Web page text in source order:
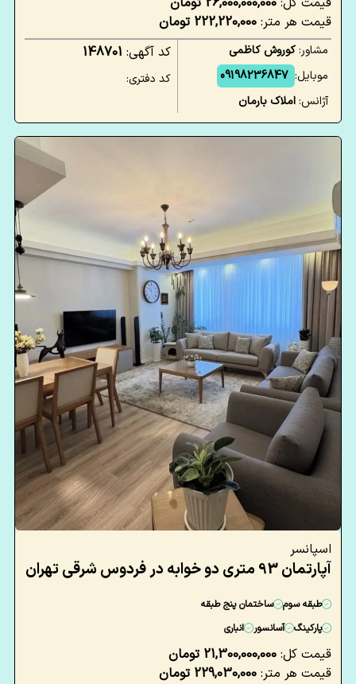
قیمت هر متر: 222,220,000 تومان
مشاور:کوروش کاظمی
موبایل: 09198236847
آژانس:املاک بارمان
کد آگهی: 148701
کد دفتری:
اسپانسر
آپارتمان 93 متری دو خوابه در فردوس شرقی تهران
طبقه سوم
ساختمان پنج طبقه
پارکینگ
آسانسور انباری
قیمت کل: 21,300,000,000 تومان
قیمت هر متر: 229,030,000 تومان